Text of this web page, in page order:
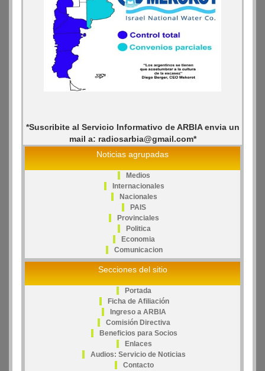
*Suscribite al Servicio Informativo de ARBIA envia un
mail a: radiosarbia@gmail.com*
Noticias agrupadas
Medios
Internacionales
Nacionales
PAIS
Provinciales
Politica
Economia
Comunicacion
Secciones del sitio
Portada
Ficha de Afiliación
Ingreso a ARBIA
Comisión Directiva
Beneficios para Socios
Enlaces
Audios: Servicio de Noticias
Contacto